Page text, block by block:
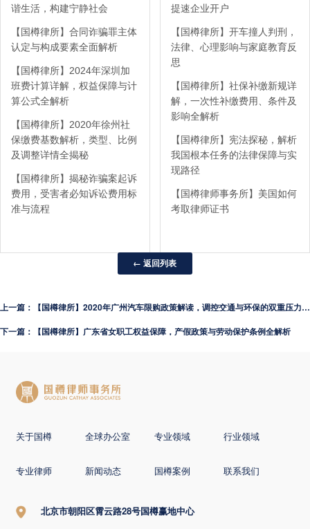
谐生活，构建宁静社会
【国樽律所】合同诈骗罪主体
认定与构成要素全面解析
【国樽律所】2024年深圳加
班费计算详解，权益保障与计
算公式全解析
【国樽律所】2020年徐州社
保缴费基数解析，类型、比例
及调整详情全揭秘
【国樽律所】揭秘诈骗案起诉
费用，受害者必知诉讼费用标
准与流程
提速企业开户
【国樽律所】开车撞人判刑，
法律、心理影响与家庭教育反
思
【国樽律所】社保补缴新规详
解，一次性补缴费用、条件及
影响全解析
【国樽律所】宪法探秘，解析
我国根本任务的法律保障与实
现路径
【国樽律师事务所】美国如何
考取律师证书
← 返回列表
上一篇：【国樽律所】2020年广州汽车限购政策解读，调控交通与环保的双重压力下的政策调整与展望
下一篇：【国樽律所】广东省女职工权益保障，产假政策与劳动保护条例全解析
关于国樽 全球办公室 专业领域 行业领域
专业律师 新闻动态 国樽案例 联系我们
北京市朝阳区霄云路28号国樽赢地中心